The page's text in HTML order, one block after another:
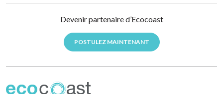
Devenir partenaire d’Ecocoast
POSTULEZ MAINTENANT